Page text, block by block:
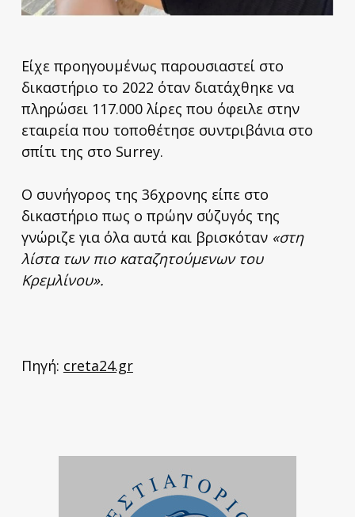
Είχε προηγουμένως παρουσιαστεί στο
δικαστήριο το 2022 όταν διατάχθηκε να
πληρώσει 117.000 λίρες που όφειλε στην
εταιρεία που τοποθέτησε συντριβάνια στο
σπίτι της στο Surrey.
Ο συνήγορος της 36χρονης είπε στο
δικαστήριο πως ο πρώην σύζυγός της
γνώριζε για όλα αυτά και βρισκόταν «στη
λίστα των πιο καταζητούμενων του
Κρεμλίνου».
Πηγή: creta24.gr